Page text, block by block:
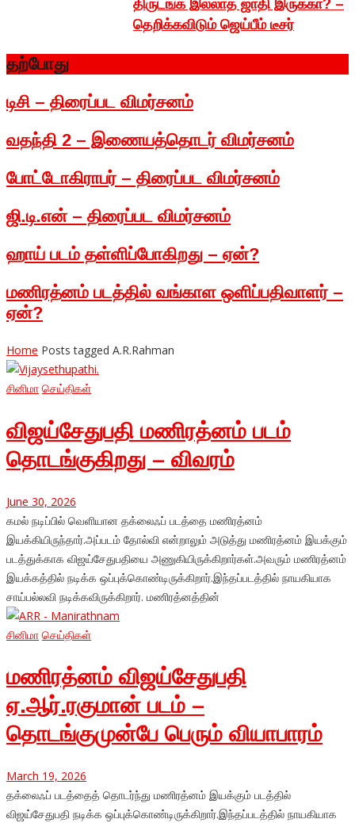
திருடங்க இல்லாத ஜாதி இருக்கா? –
தெறிக்கவிடும் ஜெய்பீம் டீசர்
தற்போது
டிசி – திரைப்பட விமர்சனம்
வதந்தி 2 – இணையத்தொடர் விமர்சனம்
போட்டோகிராபர் – திரைப்பட விமர்சனம்
ஜி.டி.என் – திரைப்பட விமர்சனம்
ஹாய் படம் தள்ளிப்போகிறது – ஏன்?
மணிரத்னம் படத்தில் வங்காள ஒளிப்பதிவாளர் –
ஏன்?
Home Posts tagged A.R.Rahman
சினிமா செய்திகள்
விஜய்சேதுபதி மணிரத்னம் படம்
தொடங்குகிறது – விவரம்
June 30, 2026
கமல் நடிப்பில் வெளியான தக்லைஃப் படத்தை மணிரத்னம்
இயக்கியிருந்தார்.அப்படம் தோல்வி என்றாலும் அடுத்து மணிரத்னம் இயக்கும்
படத்துக்காக விஜய்சேதுபதியை அணுகியிருக்கிறார்கள்.அவரும் மணிரத்னம்
இயக்கத்தில் நடிக்க ஒப்புக்கொண்டிருக்கிறார்.இந்தப்படத்தில் நாயகியாக
சாய்பல்லவி நடிக்கவிருக்கிறார். மணிரத்னத்தின்
சினிமா செய்திகள்
மணிரத்னம் விஜய்சேதுபதி
ஏ.ஆர்.ரகுமான் படம் –
தொடங்குமுன்பே பெரும் வியாபாரம்
March 19, 2026
தக்லைஃப் படத்தைத் தொடர்ந்து மணிரத்னம் இயக்கும் படத்தில்
விஜய்சேதுபதி நடிக்க ஒப்புக்கொண்டிருக்கிறார்.இந்தப்படத்தில் நாயகியாக